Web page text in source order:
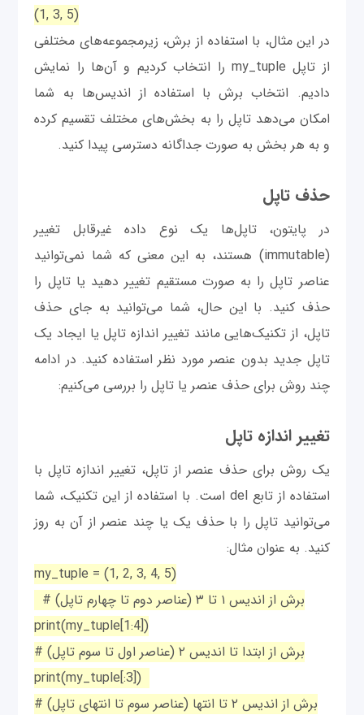
(1, 3, 5)
در این مثال، با استفاده از برش، زیرمجموعه‌های مختلفی
از تاپل my_tuple را انتخاب کردیم و آن‌ها را نمایش
دادیم. انتخاب برش با استفاده از اندیس‌ها به شما
امکان می‌دهد تاپل را به بخش‌های مختلف تقسیم کرده
و به هر بخش به صورت جداگانه دسترسی پیدا کنید.
حذف تاپل
در پایتون، تاپل‌ها یک نوع داده غیرقابل تغییر
(immutable) هستند، به این معنی که شما نمی‌توانید
عناصر تاپل را به صورت مستقیم تغییر دهید یا تاپل را
حذف کنید. با این حال، شما می‌توانید به جای حذف
تاپل، از تکنیک‌هایی مانند تغییر اندازه تاپل یا ایجاد یک
تاپل جدید بدون عنصر مورد نظر استفاده کنید. در ادامه
چند روش برای حذف عنصر یا تاپل را بررسی می‌کنیم:
تغییر اندازه تاپل
یک روش برای حذف عنصر از تاپل، تغییر اندازه تاپل با
استفاده از تابع del است. با استفاده از این تکنیک، شما
می‌توانید تاپل را با حذف یک یا چند عنصر از آن به روز
کنید. به عنوان مثال:
my_tuple = (1, 2, 3, 4, 5)
# برش از اندیس ۱ تا ۳ (عناصر دوم تا چهارم تاپل)
print(my_tuple[1:4])
# برش از ابتدا تا اندیس ۲ (عناصر اول تا سوم تاپل)
print(my_tuple[:3])
# برش از اندیس ۲ تا انتها (عناصر سوم تا انتهای تاپل)